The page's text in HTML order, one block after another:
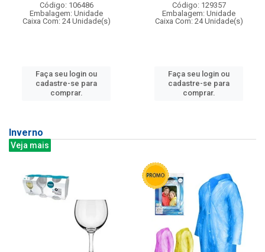
Código: 106486
Embalagem: Unidade
Caixa Com: 24 Unidade(s)
Faça seu login ou
cadastre-se para
comprar.
Código: 129357
Embalagem: Unidade
Caixa Com: 24 Unidade(s)
Faça seu login ou
cadastre-se para
comprar.
Inverno
Veja mais